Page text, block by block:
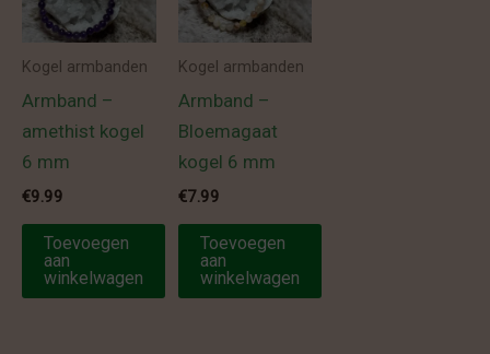
Kogel armbanden
Armband –
amethist kogel
6 mm
€9.99
Toevoegen
aan
winkelwagen
Kogel armbanden
Armband –
Bloemagaat
kogel 6 mm
€7.99
Toevoegen
aan
winkelwagen